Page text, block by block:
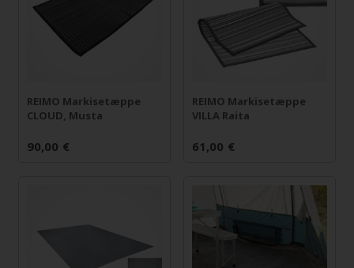
REIMO Markisetæppe
CLOUD, Musta
90,00 €
REIMO Markisetæppe
VILLA Raita
61,00 €